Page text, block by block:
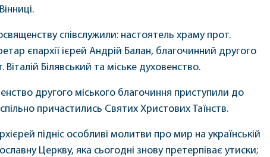
співслужили: настоятель храму прот.
єпархії ієрей Андрій Балан, благочинний другого
Віталій Білявський та міське духовенство.
другого міського благочиння приступили до
спільно причастились Святих Христових Таїнств.
підніс особливі молитви про мир на українській
Церкву, яка сьогодні знову претерпіває утиски;